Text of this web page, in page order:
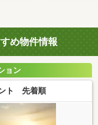
め物件情報
ョン
ト 先着順